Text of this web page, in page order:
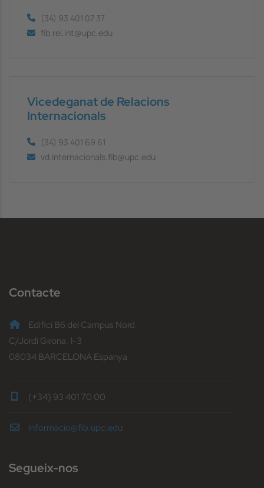
(34) 93 401 07 37
fib.rel.int@upc.edu
Vicedeganat de Relacions
Internacionals
(34) 93 401 69 61
vd.internacionals.fib@upc.edu
Contacte
Edifici B6 del Campus Nord
C/Jordi Girona, 1-3
08034 BARCELONA Espanya
(+34) 93 401 70 00
informacio@fib.upc.edu
Segueix-nos